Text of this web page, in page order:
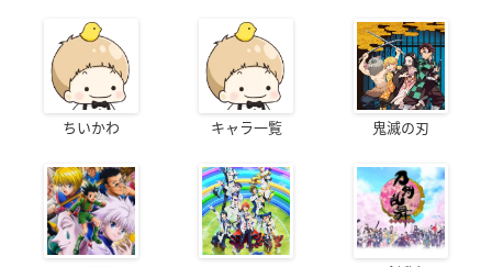
ちいかわ キャラ一覧 鬼滅の刃